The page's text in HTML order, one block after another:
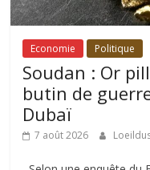
Economie Politique
Soudan : Or
butin de
Dubaï
7 août 2026